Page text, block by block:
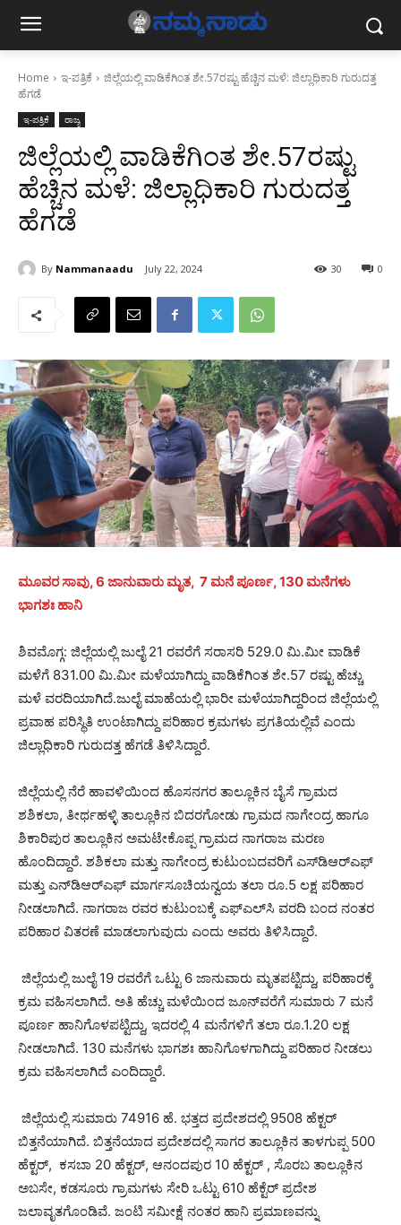
Home ಇ-ಪತ್ರಿಕೆ
ಜಿಲ್ಲೆಯಲ್ಲಿ ವಾಡಿಕೆಗಿಂತ ಶೇ.57ರಷ್ಟು ಹೆಚ್ಚಿನ ಮಳೆ: ಜಿಲ್ಲಾಧಿಕಾರಿ ಗುರುದತ್ತ
ಹೆಗಡೆ
ಇ-ಪತ್ರಿಕೆ ರಾಜ್ಯ
ಜಿಲ್ಲೆಯಲ್ಲಿ ವಾಡಿಕೆಗಿಂತ ಶೇ.57ರಷ್ಟು
ಹೆಚ್ಚಿನ ಮಳೆ: ಜಿಲ್ಲಾಧಿಕಾರಿ ಗುರುದತ್ತ
ಹೆಗಡೆ
By Nammanaadu July 22, 2024 0
30
ಮೂವರ ಸಾವು, 6 ಜಾನುವಾರು ಮೃತ, 7 ಮನೆ ಪೂರ್ಣ, 130 ಮನೆಗಳು
ಭಾಗಶಃ ಹಾನಿ
ಶಿವಮೊಗ್ಗ: ಜಿಲ್ಲೆಯಲ್ಲಿ ಜುಲೈ 21 ರವರೆಗೆ ಸರಾಸರಿ 529.0 ಮಿ.ಮೀ ವಾಡಿಕೆ
ಮಳೆಗೆ 831.00 ಮಿ.ಮೀ ಮಳೆಯಾಗಿದ್ದು ವಾಡಿಕೆಗಿಂತ ಶೇ.57 ರಷ್ಟು ಹೆಚ್ಚು
ಮಳೆ ವರದಿಯಾಗಿದೆ.ಜುಲೈ ಮಾಹೆಯಲ್ಲಿ ಭಾರೀ ಮಳೆಯಾಗಿದ್ದರಿಂದ ಜಿಲ್ಲೆಯಲ್ಲಿ
ಪ್ರವಾಹ ಪರಿಸ್ಥಿತಿ ಉಂಟಾಗಿದ್ದು ಪರಿಹಾರ ಕ್ರಮಗಳು ಪ್ರಗತಿಯಲ್ಲಿವೆ ಎಂದು
ಜಿಲ್ಲಾಧಿಕಾರಿ ಗುರುದತ್ತ ಹೆಗಡೆ ತಿಳಿಸಿದ್ದಾರೆ.
ಜಿಲ್ಲೆಯಲ್ಲಿ ನೆರೆ ಹಾವಳಿಯಿಂದ ಹೊಸನಗರ ತಾಲ್ಲೂಕಿನ ಬೈಸೆ ಗ್ರಾಮದ
ಶಶಿಕಲಾ, ತೀರ್ಥಹಳ್ಳಿ ತಾಲ್ಲೂಕಿನ ಬಿದರಗೋಡು ಗ್ರಾಮದ ನಾಗೇಂದ್ರ ಹಾಗೂ
ಶಿಕಾರಿಪುರ ತಾಲ್ಲೂಕಿನ ಅಮಟೇಕೊಪ್ಪ ಗ್ರಾಮದ ನಾಗರಾಜ ಮರಣ
ಹೊಂದಿದ್ದಾರೆ. ಶಶಿಕಲಾ ಮತ್ತು ನಾಗೇಂದ್ರ ಕುಟುಂಬದವರಿಗೆ ಎಸ್‍ಡಿಆರ್‍ಎಫ್
ಮತ್ತು ಎನ್‍ಡಿಆರ್‍ಎಫ್ ಮಾರ್ಗಸೂಚಿಯನ್ವಯ ತಲಾ ರೂ.5 ಲಕ್ಷ ಪರಿಹಾರ
ನೀಡಲಾಗಿದೆ. ನಾಗರಾಜ ರವರ ಕುಟುಂಬಕ್ಕೆ ಎಫ್‍ಎಲ್‍ಸಿ ವರದಿ ಬಂದ ನಂತರ
ಪರಿಹಾರ ವಿತರಣೆ ಮಾಡಲಾಗುವುದು ಎಂದು ಅವರು ತಿಳಿಸಿದ್ದಾರೆ.
ಜಿಲ್ಲೆಯಲ್ಲಿ ಜುಲೈ 19 ರವರೆಗೆ ಒಟ್ಟು 6 ಜಾನುವಾರು ಮೃತಪಟ್ಟಿದ್ದು, ಪರಿಹಾರಕ್ಕೆ
ಕ್ರಮ ವಹಿಸಲಾಗಿದೆ. ಅತಿ ಹೆಚ್ಚು ಮಳೆಯಿಂದ ಜೂನ್‍ವರೆಗೆ ಸುಮಾರು 7 ಮನೆ
ಪೂರ್ಣ ಹಾನಿಗೊಳಪಟ್ಟಿದ್ದು, ಇದರಲ್ಲಿ 4 ಮನೆಗಳಿಗೆ ತಲಾ ರೂ.1.20 ಲಕ್ಷ
ನೀಡಲಾಗಿದೆ. 130 ಮನೆಗಳು ಭಾಗಶಃ ಹಾನಿಗೊಳಗಾಗಿದ್ದು ಪರಿಹಾರ ನೀಡಲು
ಕ್ರಮ ವಹಿಸಲಾಗಿದೆ ಎಂದಿದ್ದಾರೆ.
ಜಿಲ್ಲೆಯಲ್ಲಿ ಸುಮಾರು 74916 ಹೆ. ಭತ್ತದ ಪ್ರದೇಶದಲ್ಲಿ 9508 ಹೆಕ್ಟರ್‌
ಬಿತ್ತನೆಯಾಗಿದೆ. ಬಿತ್ತನೆಯಾದ ಪ್ರದೇಶದಲ್ಲಿ ಸಾಗರ ತಾಲ್ಲೂಕಿನ ತಾಳಗುಪ್ಪ 500
ಹೆಕ್ಟರ್‌, ಕಸಬಾ 20 ಹೆಕ್ಟರ್‌, ಆನಂದಪುರ 10 ಹೆಕ್ಟರ್‌ , ಸೊರಬ ತಾಲ್ಲೂಕಿನ
ಅಬಸೇ, ಕಡಸೂರು ಗ್ರಾಮಗಳು ಸೇರಿ ಒಟ್ಟು 610 ಹೆಕ್ಟೆರ್‌ ಪ್ರದೇಶ
ಜಲಾವೃತಗೊಂಡಿವೆ. ಜಂಟಿ ಸಮೀಕ್ಷೆ ನಂತರ ಹಾನಿ ಪ್ರಮಾಣವನ್ನು